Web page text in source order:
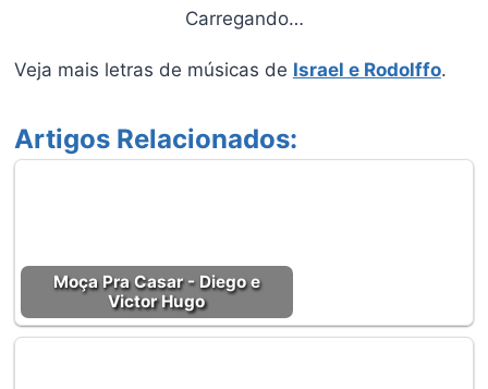
Carregando…
Veja mais letras de músicas de Israel e Rodolffo.
Artigos Relacionados:
Moça Pra Casar - Diego e
Victor Hugo